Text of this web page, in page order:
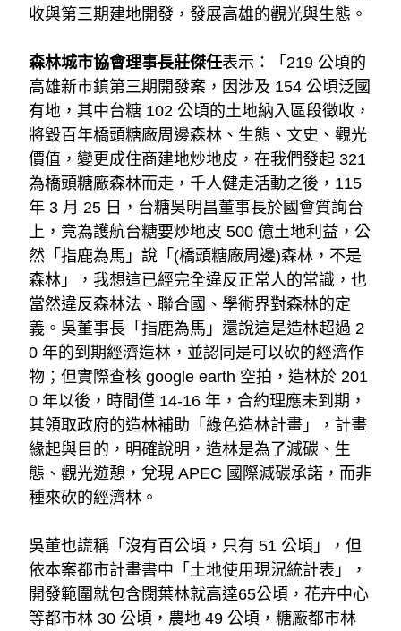
收與第三期建地開發，發展高雄的觀光與生態。
森林城市協會理事長莊傑任表示：「219 公頃的
高雄新市鎮第三期開發案，因涉及 154 公頃泛國
有地，其中台糖 102 公頃的土地納入區段徵收，
將毀百年橋頭糖廠周邊森林、生態、文史、觀光
價值，變更成住商建地炒地皮，在我們發起 321
為橋頭糖廠森林而走，千人健走活動之後，115
年 3 月 25 日，台糖吳明昌董事長於國會質詢台
上，竟為護航台糖要炒地皮 500 億土地利益，公
然「指鹿為馬」說「(橋頭糖廠周邊)森林，不是
森林」，我想這已經完全違反正常人的常識，也
當然違反森林法、聯合國、學術界對森林的定
義。吳董事長「指鹿為馬」還說這是造林超過 2
0 年的到期經濟造林，並認同是可以砍的經濟作
物；但實際查核 google earth 空拍，造林於 201
0 年以後，時間僅 14-16 年，合約理應未到期，
其領取政府的造林補助「綠色造林計畫」，計畫
緣起與目的，明確說明，造林是為了減碳、生
態、觀光遊憩，兌現 APEC 國際減碳承諾，而非
種來砍的經濟林。
吳董也謊稱「沒有百公頃，只有 51 公頃」，但
依本案都市計畫書中「土地使用現況統計表」，
開發範圍就包含闊葉林就高達65公頃，花卉中心
等都市林 30 公頃，農地 49 公頃，糖廠都市林